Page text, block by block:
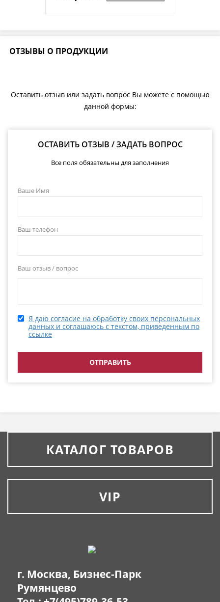
ОТЗЫВЫ О ПРОДУКЦИИ
Оставить отзыв или задать вопрос Вы можете с помощью
данной формы:
ОСТАВИТЬ ОТЗЫВ / ЗАДАТЬ ВОПРОС
Все поля обязательны для заполнения
Ваше Имя
Ваш телефон
Ваш отзыв / вопрос
Я даю согласие на обработку своих персональных
данных и соглашаюсь с текстом, приведенным по
ссылке
КАТАЛОГ ТОВАРОВ
VIP
г. Москва, Бизнес-Парк
Румянцево